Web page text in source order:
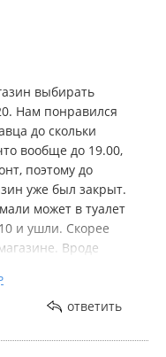
выбирать
Нам понравился
до скольки
вообще до 19.00,
поэтому до
уже был закрыт.
может в туалет
и ушли. Скорее
Вроде
к работе.
купить и
ответить